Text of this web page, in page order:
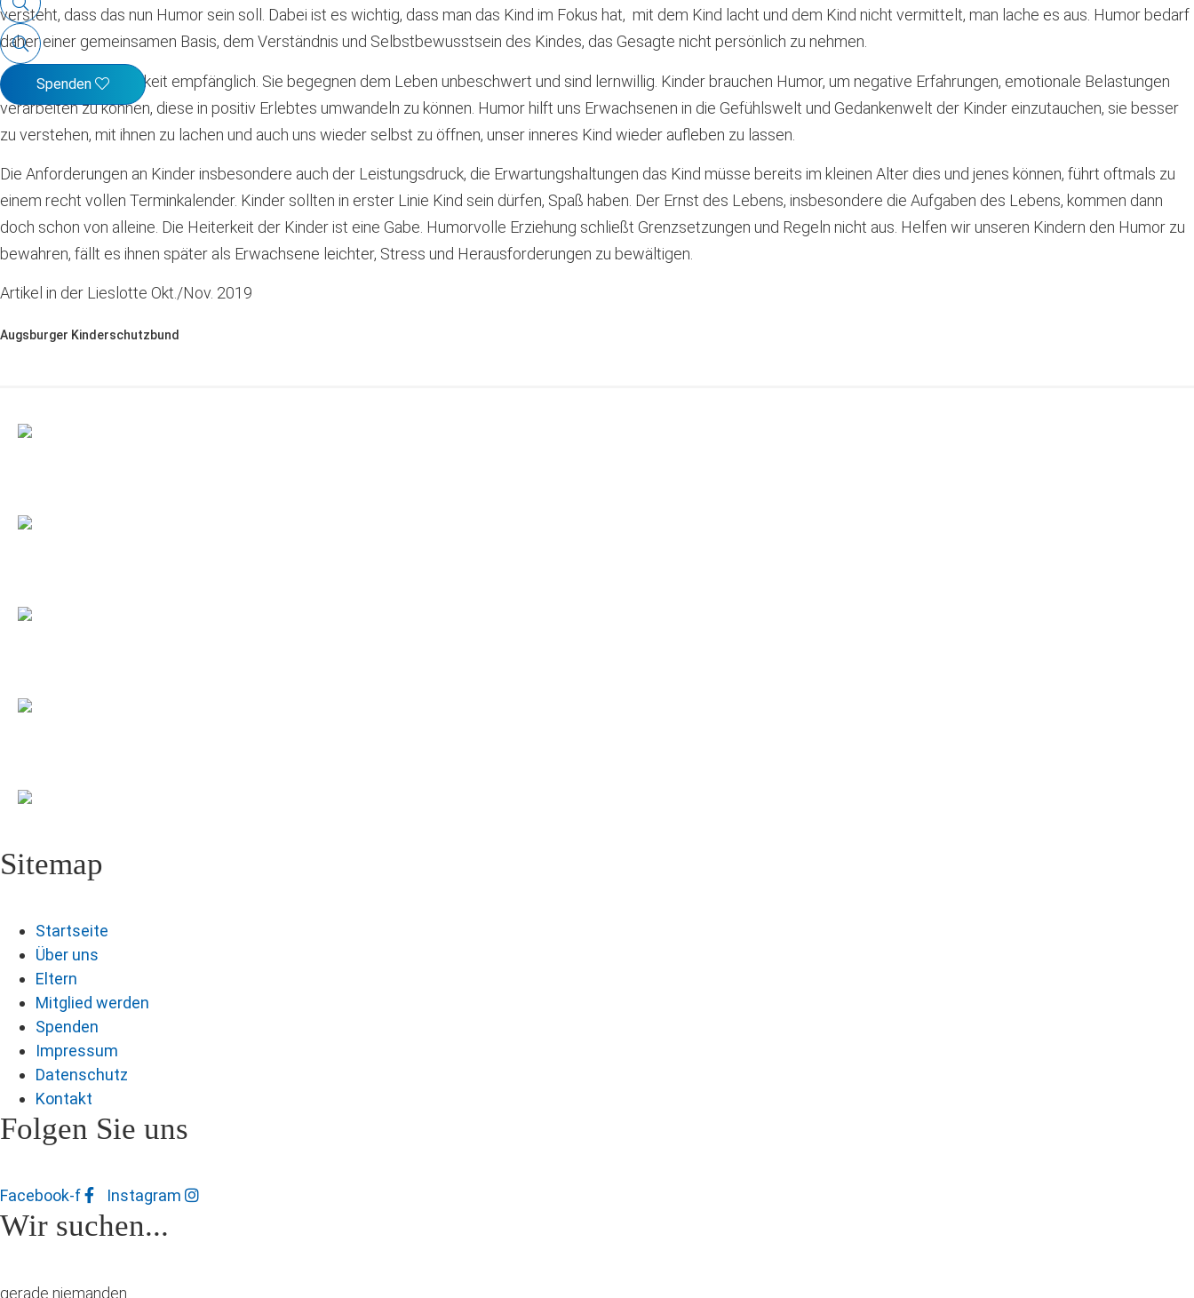
Spenden
versteht, dass das nun Humor sein soll. Dabei ist es wichtig, dass man das Kind im Fokus hat, mit dem Kind lacht und dem Kind nicht vermittelt, man lache es aus. Humor bedarf
daher einer gemeinsamen Basis, dem Verständnis und Selbstbewusstsein des Kindes, das Gesagte nicht persönlich zu nehmen.
Kinder sind für Heiterkeit empfänglich. Sie begegnen dem Leben unbeschwert und sind lernwillig. Kinder brauchen Humor, um negative Erfahrungen, emotionale Belastungen
verarbeiten zu können, diese in positiv Erlebtes umwandeln zu können. Humor hilft uns Erwachsenen in die Gefühlswelt und Gedankenwelt der Kinder einzutauchen, sie besser
zu verstehen, mit ihnen zu lachen und auch uns wieder selbst zu öffnen, unser inneres Kind wieder aufleben zu lassen.
Die Anforderungen an Kinder insbesondere auch der Leistungsdruck, die Erwartungshaltungen das Kind müsse bereits im kleinen Alter dies und jenes können, führt oftmals zu
einem recht vollen Terminkalender. Kinder sollten in erster Linie Kind sein dürfen, Spaß haben. Der Ernst des Lebens, insbesondere die Aufgaben des Lebens, kommen dann
doch schon von alleine. Die Heiterkeit der Kinder ist eine Gabe. Humorvolle Erziehung schließt Grenzsetzungen und Regeln nicht aus. Helfen wir unseren Kindern den Humor zu
bewahren, fällt es ihnen später als Erwachsene leichter, Stress und Herausforderungen zu bewältigen.
Artikel in der Lieslotte Okt./Nov. 2019
Augsburger Kinderschutzbund
Sitemap
Startseite
Über uns
Eltern
Mitglied werden
Spenden
Impressum
Datenschutz
Kontakt
Folgen Sie uns
Facebook-f Instagram
Wir suchen...
gerade niemanden